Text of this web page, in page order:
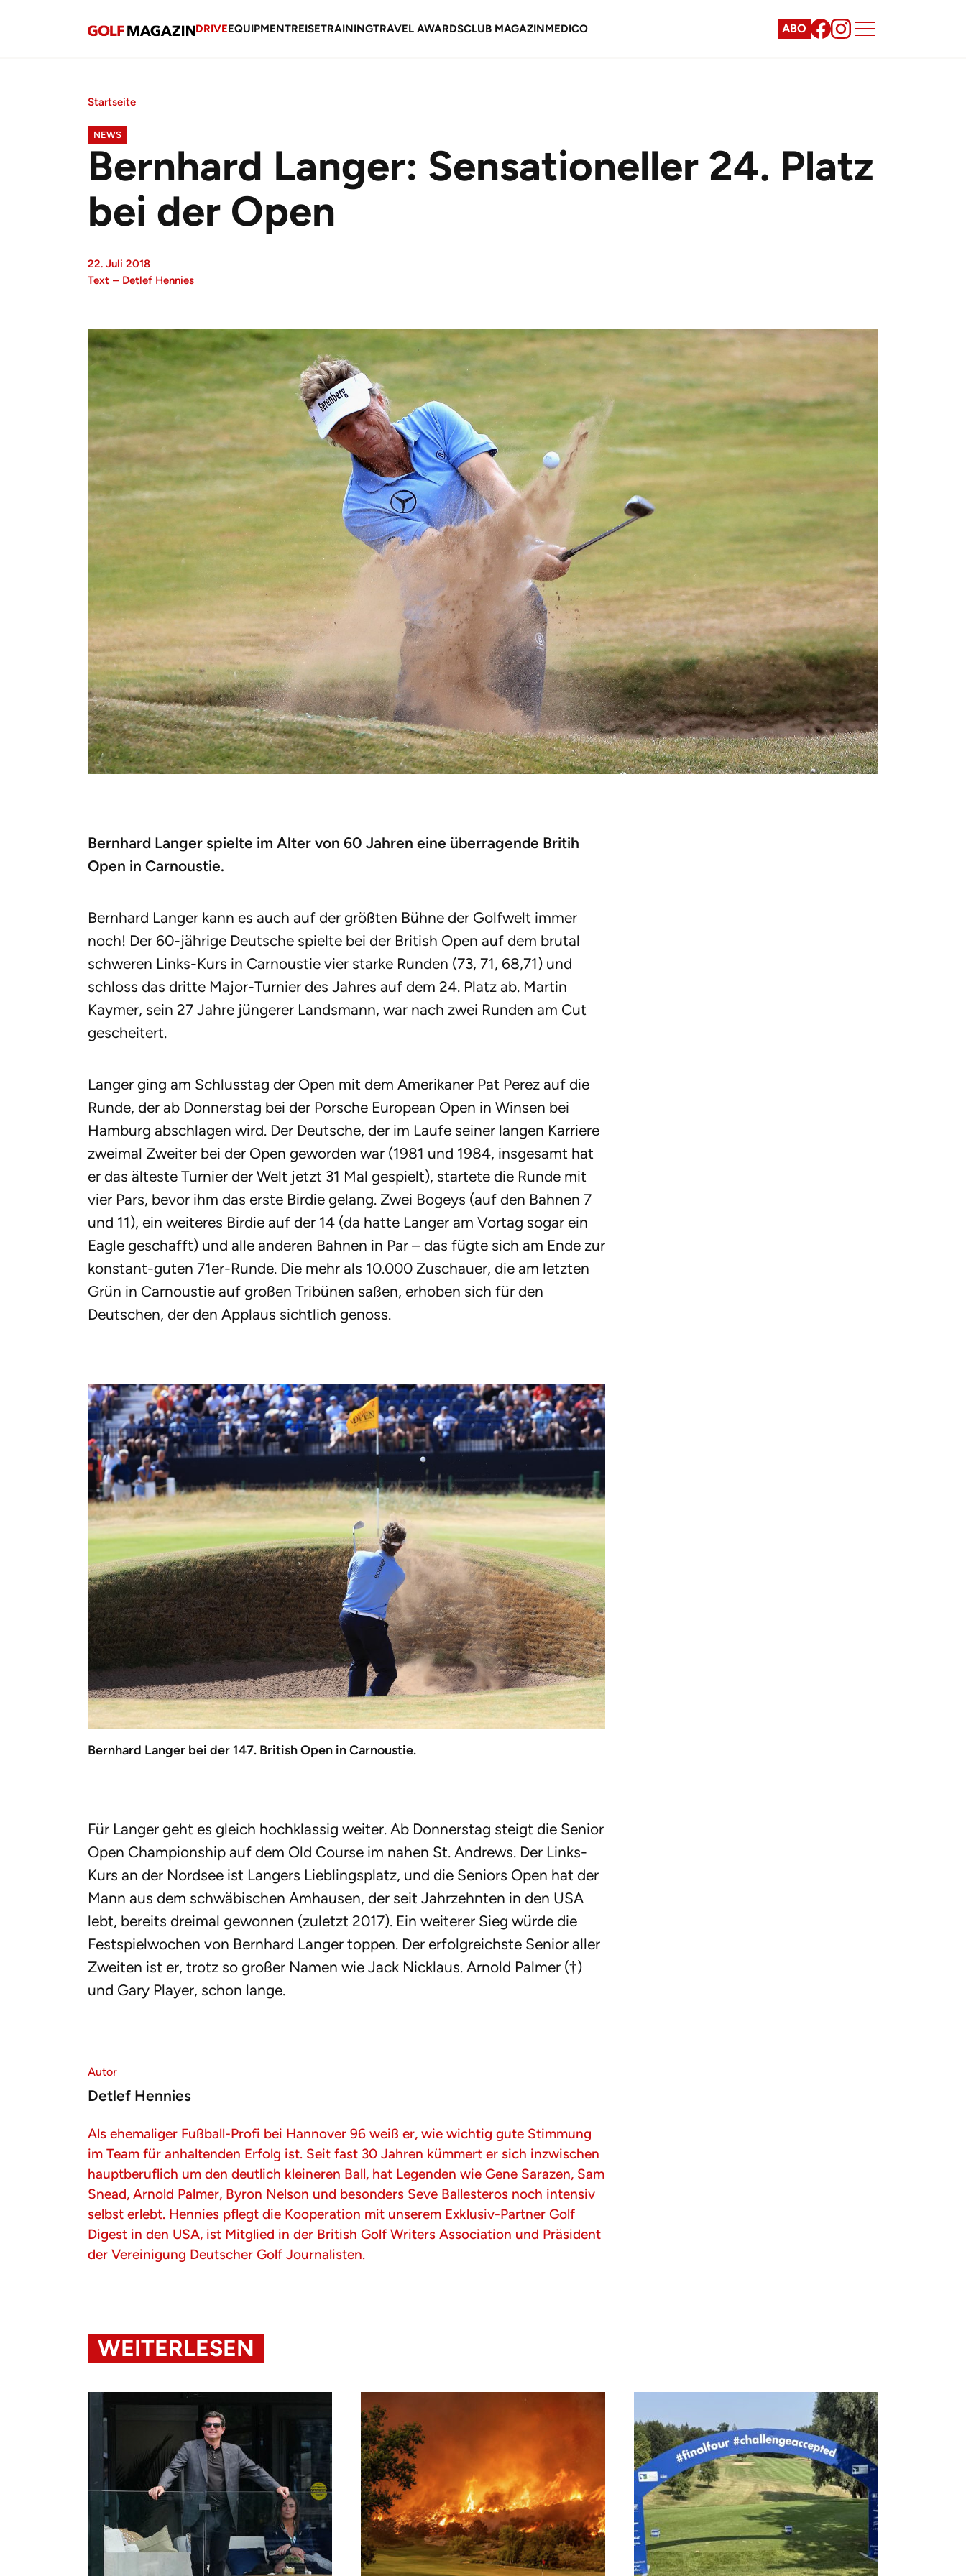
DRIVEEQUIPMENTREISETRAININGTRAVEL AWARDSCLUB MAGAZINMEDICO ABO
Startseite
NEWS
Bernhard Langer: Sensationeller 24. Platz
bei der Open
22. Juli 2018
Text – Detlef Hennies
Bernhard Langer spielte im Alter von 60 Jahren eine überragende Britih
Open in Carnoustie.
Bernhard Langer kann es auch auf der größten Bühne der Golfwelt immer
noch! Der 60-jährige Deutsche spielte bei der British Open auf dem brutal
schweren Links-Kurs in Carnoustie vier starke Runden (73, 71, 68,71) und
schloss das dritte Major-Turnier des Jahres auf dem 24. Platz ab. Martin
Kaymer, sein 27 Jahre jüngerer Landsmann, war nach zwei Runden am Cut
gescheitert.
Langer ging am Schlusstag der Open mit dem Amerikaner Pat Perez auf die
Runde, der ab Donnerstag bei der Porsche European Open in Winsen bei
Hamburg abschlagen wird. Der Deutsche, der im Laufe seiner langen Karriere
zweimal Zweiter bei der Open geworden war (1981 und 1984, insgesamt hat
er das älteste Turnier der Welt jetzt 31 Mal gespielt), startete die Runde mit
vier Pars, bevor ihm das erste Birdie gelang. Zwei Bogeys (auf den Bahnen 7
und 11), ein weiteres Birdie auf der 14 (da hatte Langer am Vortag sogar ein
Eagle geschafft) und alle anderen Bahnen in Par – das fügte sich am Ende zur
konstant-guten 71er-Runde. Die mehr als 10.000 Zuschauer, die am letzten
Grün in Carnoustie auf großen Tribünen saßen, erhoben sich für den
Deutschen, der den Applaus sichtlich genoss.
Bernhard Langer bei der 147. British Open in Carnoustie.
Für Langer geht es gleich hochklassig weiter. Ab Donnerstag steigt die Senior
Open Championship auf dem Old Course im nahen St. Andrews. Der Links-
Kurs an der Nordsee ist Langers Lieblingsplatz, und die Seniors Open hat der
Mann aus dem schwäbischen Amhausen, der seit Jahrzehnten in den USA
lebt, bereits dreimal gewonnen (zuletzt 2017). Ein weiterer Sieg würde die
Festspielwochen von Bernhard Langer toppen. Der erfolgreichste Senior aller
Zweiten ist er, trotz so großer Namen wie Jack Nicklaus. Arnold Palmer (†)
und Gary Player, schon lange.
Autor
Detlef Hennies
Als ehemaliger Fußball-Profi bei Hannover 96 weiß er, wie wichtig gute Stimmung
im Team für anhaltenden Erfolg ist. Seit fast 30 Jahren kümmert er sich inzwischen
hauptberuflich um den deutlich kleineren Ball, hat Legenden wie Gene Sarazen, Sam
Snead, Arnold Palmer, Byron Nelson und besonders Seve Ballesteros noch intensiv
selbst erlebt. Hennies pflegt die Kooperation mit unserem Exklusiv-Partner Golf
Digest in den USA, ist Mitglied in der British Golf Writers Association und Präsident
der Vereinigung Deutscher Golf Journalisten.
WEITERLESEN